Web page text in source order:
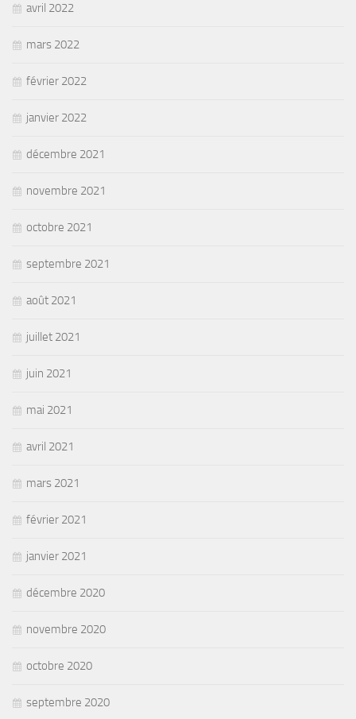
avril 2022
mars 2022
février 2022
janvier 2022
décembre 2021
novembre 2021
octobre 2021
septembre 2021
août 2021
juillet 2021
juin 2021
mai 2021
avril 2021
mars 2021
février 2021
janvier 2021
décembre 2020
novembre 2020
octobre 2020
septembre 2020